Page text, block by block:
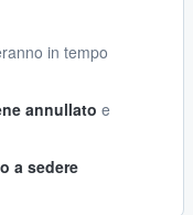
in tempo
annullato e
a sedere